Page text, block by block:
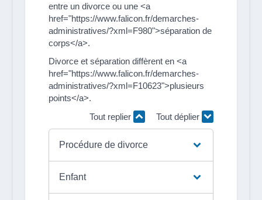
entre un divorce ou une <a
href="https://www.falicon.fr/demarches-
administratives/?xml=F980">séparation de
corps</a>.
Divorce et séparation diffèrent en <a
href="https://www.falicon.fr/demarches-
administratives/?xml=F10623">plusieurs
points</a>.
Tout replier
Tout déplier
Procédure de divorce
Enfant